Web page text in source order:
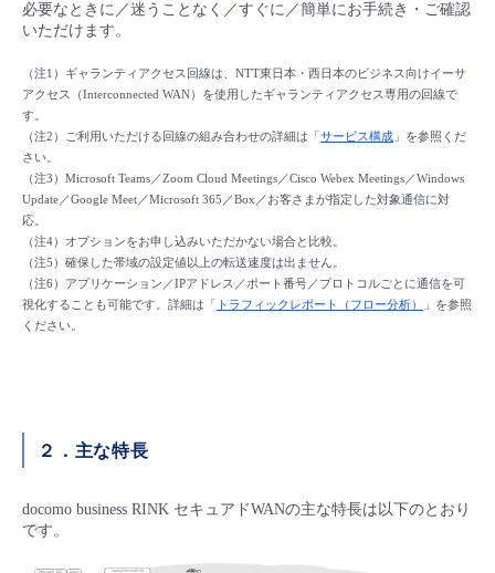
必要なときに／迷うことなく／すぐに／簡単にお手続き・ご確認
いただけます。
（注1）ギャランティアクセス回線は、NTT東日本・西日本のビジネス向けイーサ
アクセス（Interconnected WAN）を使用したギャランティアクセス専用の回線で
す。
（注2）ご利用いただける回線の組み合わせの詳細は「 サービス構成 」を参照くだ
さい。
（注3）Microsoft Teams／Zoom Cloud Meetings／Cisco Webex Meetings／Windows
Update／Google Meet／Microsoft 365／Box／お客さまが指定した対象通信に対
応。
（注4）オプションをお申し込みいただかない場合と比較。
（注5）確保した帯域の設定値以上の転送速度は出ません。
（注6）アプリケーション／IPアドレス／ポート番号／プロトコルごとに通信を可
視化することも可能です。詳細は「
トラフィックレポート（フロー分析）
」を参照
ください。
２．主な特長
docomo business RINK セキュアドWANの主な特長は以下のとおり
です。